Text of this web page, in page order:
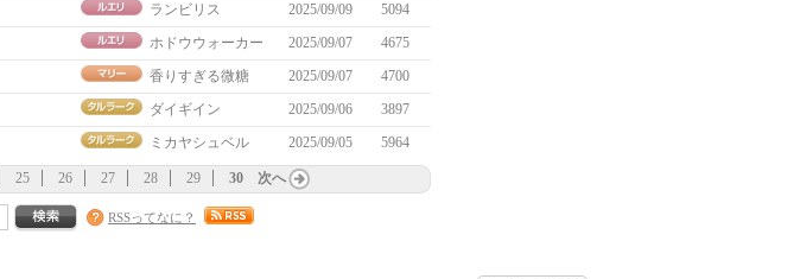
ランビリス 2025/09/09
5094
ホドウウォーカー 2025/09/07
4675
香りすぎる微糖 2025/09/07
4700
ダイギイン 2025/09/06
3897
ミカヤシュベル 2025/09/05 5964
25 26 27 28 29 30 次へ
RSSってなに？